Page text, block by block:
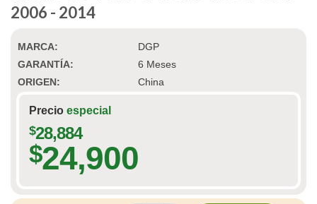
2006 - 2014
MARCA:
DGP
GARANTÍA:
6 Meses
ORIGEN:
China
Precio especial
$28,884
$24,900